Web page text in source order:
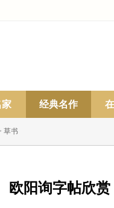
家 经典名作
草书
欧阳询字帖欣赏